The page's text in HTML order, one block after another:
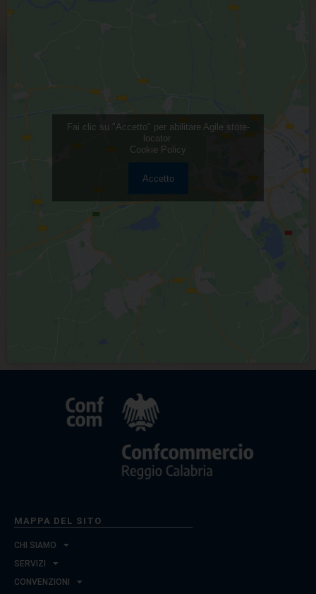
Fai clic su "Accetto" per abilitare Agile store-
locator
Cookie Policy
Accetto
MAPPA DEL SITO
CHI SIAMO
SERVIZI
CONVENZIONI